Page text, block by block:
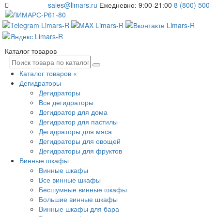
sales@limars.ru Ежедневно: 9:00-21:00 8 (800) 500-
61-80
Каталог товаров
Каталог товаров ×
Дегидраторы
Дегидраторы
Все дегидраторы
Дегидратор для дома
Дегидратор для пастилы
Дегидраторы для мяса
Дегидраторы для овощей
Дегидраторы для фруктов
Винные шкафы
Винные шкафы
Все винные шкафы
Бесшумные винные шкафы
Большие винные шкафы
Винные шкафы для бара